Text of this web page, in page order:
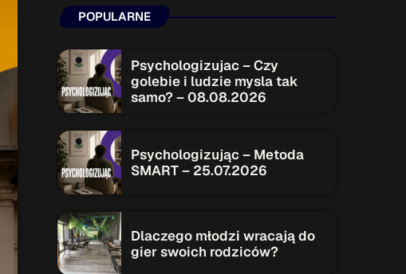
POPULARNE
Psychologizujac – Czy
golebie i ludzie mysla tak
samo? – 08.08.2026
Psychologizując – Metoda
SMART – 25.07.2026
Dlaczego młodzi wracają do
gier swoich rodziców?